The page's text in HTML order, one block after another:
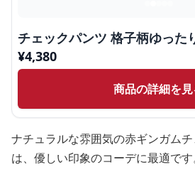
チェックパンツ 格子柄ゆった
¥4,380
商品の詳細を見
ナチュラルな雰囲気の赤ギンガム
は、優しい印象のコーデに最適です